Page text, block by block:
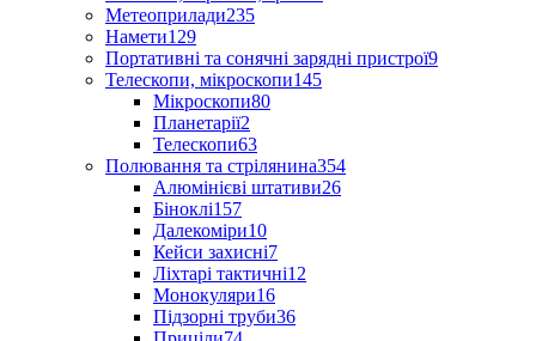
Метеоприлади235
Намети129
Портативні та сонячні зарядні пристрої9
Телескопи, мікроскопи145
Мікроскопи80
Планетарії2
Телескопи63
Полювання та стрілянина354
Алюмінієві штативи26
Біноклі157
Далекоміри10
Кейси захисні7
Ліхтарі тактичні12
Монокуляри16
Підзорні труби36